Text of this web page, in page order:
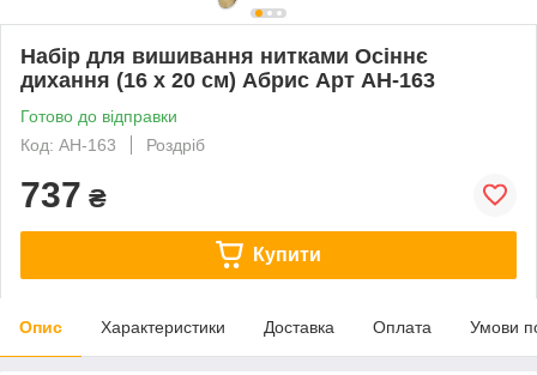
Набір для вишивання нитками Осіннє
дихання (16 х 20 см) Абрис Арт AH-163
Готово до відправки
Код: AH-163
Роздріб
737 ₴
Купити
Опис Характеристики Доставка Оплата Умови